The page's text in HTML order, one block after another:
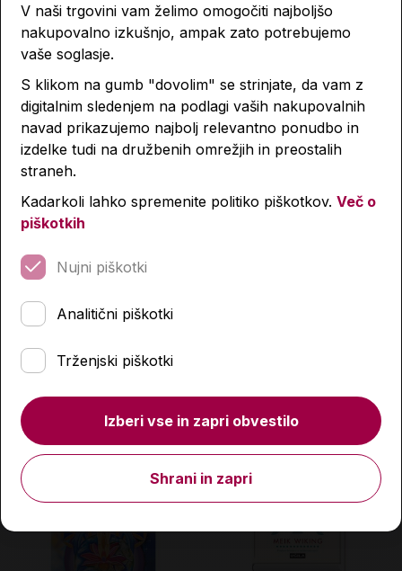
Količina Količina
Veliki panda in majceni
19,99 €
V naši trgovini vam želimo omogočiti najboljšo
nakupovalno izkušnjo, ampak zato potrebujemo
vaše soglasje.
S klikom na gumb "dovolim" se strinjate, da vam z
digitalnim sledenjem na podlagi vaših nakupovalnih
navad prikazujemo najbolj relevantno ponudbo in
izdelke tudi na družbenih omrežjih in preostalih
straneh.
Kadarkoli lahko spremenite politiko piškotkov. Več o
piškotkih
Nujni piškotki
Analitični piškotki
Trženjski piškotki
Izberi vse in zapri obvestilo
Shrani in zapri